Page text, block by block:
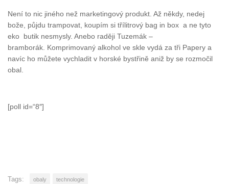
Není to nic jiného než marketingový produkt. Až někdy, nedej
bože, půjdu trampovat, koupím si třílitrový bag in box a ne tyto
eko butik nesmysly. Anebo raději Tuzemák –
bramborák. Komprimovaný alkohol ve skle vydá za tři Papery a
navíc ho můžete vychladit v horské bystřině aniž by se rozmočil
obal.
[poll id=“8″]
Tags: obaly technologie